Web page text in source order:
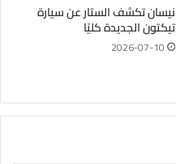
نيسان تكشف الستار عن سيارة
تيكتون الجديدة كليًا
2026-07-10